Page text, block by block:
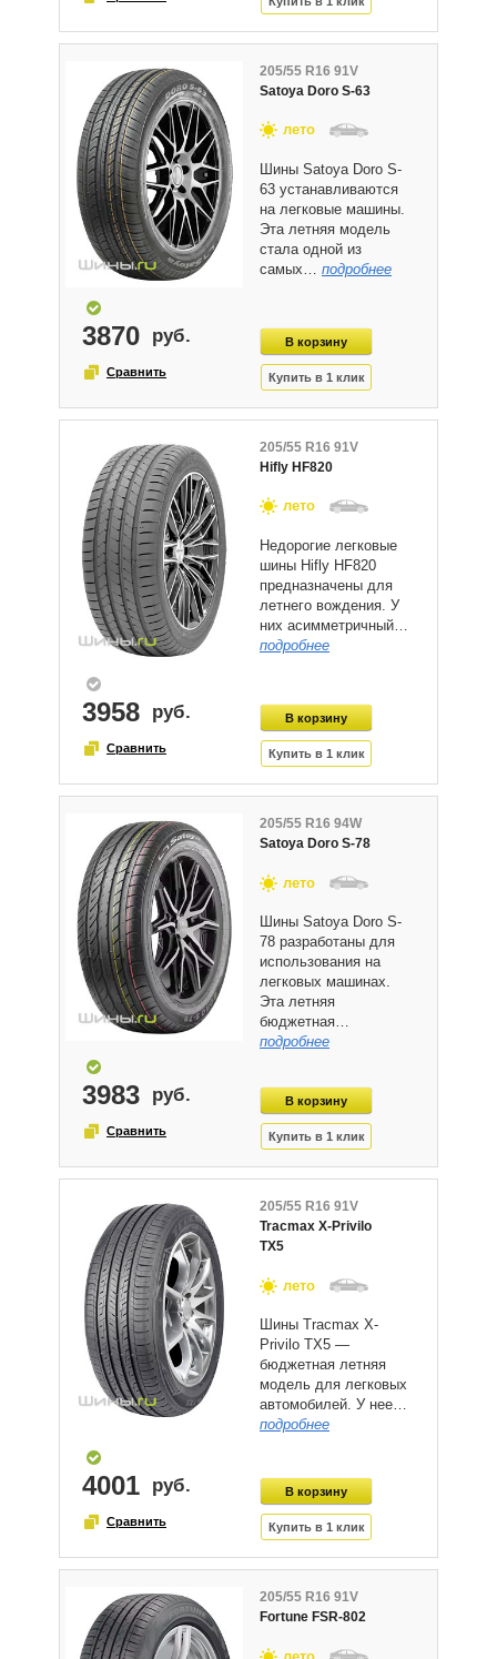
205/55 R16 91V
Satoya Doro S-63
лето
Шины Satoya Doro S-
63 устанавливаются
на легковые машины.
Эта летняя модель
стала одной из
самых… подробнее
3870
205/55 R16 91V
Hifly HF820
лето
Недорогие легковые
шины Hifly HF820
предназначены для
летнего вождения. У
них асимметричный…
подробнее
3958
205/55 R16 94W
Satoya Doro S-78
лето
Шины Satoya Doro S-
78 разработаны для
использования на
легковых машинах.
Эта летняя
бюджетная…
подробнее
3983
205/55 R16 91V
Tracmax X-Privilo
TX5
лето
Шины Tracmax X-
Privilo TX5 —
бюджетная летняя
модель для легковых
автомобилей. У нее…
подробнее
4001
205/55 R16 91V
Fortune FSR-802